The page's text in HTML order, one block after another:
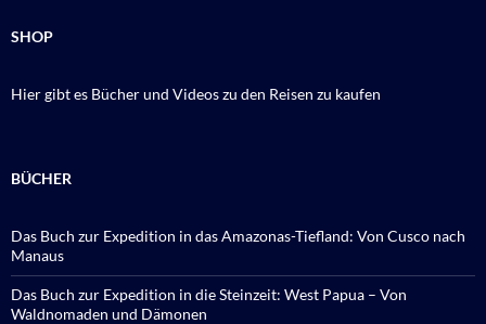
SHOP
Hier gibt es Bücher und Videos zu den Reisen zu kaufen
BÜCHER
Das Buch zur Expedition in das Amazonas-Tiefland: Von Cusco nach
Manaus
Das Buch zur Expedition in die Steinzeit: West Papua – Von
Waldnomaden und Dämonen